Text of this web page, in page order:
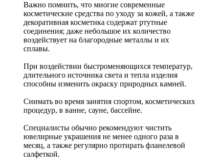
Важно помнить, что многие современные
косметические средства по уходу за кожей, а также
декоративная косметика содержат ртутные
соединения; даже небольшое их количество
воздействует на благородные металлы и их
сплавы.
При воздействии быстроменяющихся температур,
длительного источника света и тепла изделия
способны изменить окраску природных камней.
Снимать во время занятия спортом, косметических
процедур, в ванне, сауне, бассейне.
Специалисты обычно рекомендуют чистить
ювелирные украшения не менее одного раза в
месяц, а также регулярно протирать фланелевой
салфеткой.